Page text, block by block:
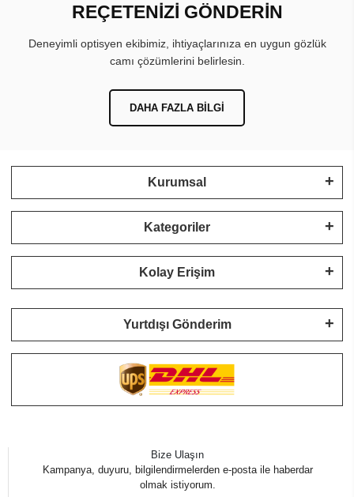
REÇETENİZİ GÖNDERİN
Deneyimli optisyen ekibimiz, ihtiyaçlarınıza en uygun gözlük
camı çözümlerini belirlesin.
DAHA FAZLA BILGI
Kurumsal
Kategoriler
Kolay Erişim
Yurtdışı Gönderim
Bize Ulaşın
Kampanya, duyuru, bilgilendirmelerden e-posta ile haberdar
olmak istiyorum.